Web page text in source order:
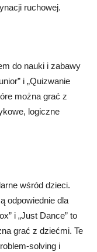
ruchowej.
do nauki i zabawy
i „Quizwanie
można grać z
logiczne
wśród dzieci.
odpowiednie dla
i „Just Dance” to
grać z dziećmi. Te
solving i